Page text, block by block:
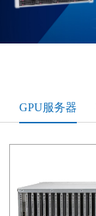
GPU服务器